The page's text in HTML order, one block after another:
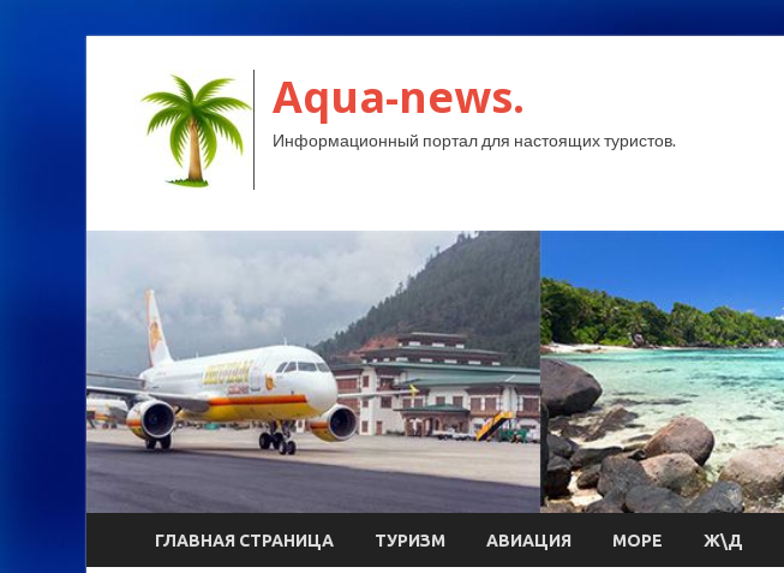
Aqua-news.
Информационный портал для настоящих туристов.
ГЛАВНАЯ СТРАНИЦА ТУРИЗМ АВИАЦИЯ МОРЕ Ж\Д